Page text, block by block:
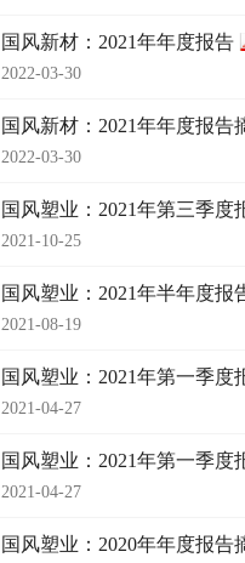
国风新材：2021年年度报告
2022-03-30
国风新材：2021年年度报告
2022-03-30
国风塑业：2021年第三季度
2021-10-25
国风塑业：2021年半年度报
2021-08-19
国风塑业：2021年第一季度
2021-04-27
国风塑业：2021年第一季度
2021-04-27
国风塑业：2020年年度报告